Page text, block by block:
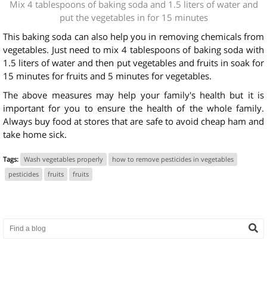
Mix 4 tablespoons of baking soda and 1.5 liters of water and
put the vegetables in for 15 minutes
This baking soda can also help you in removing chemicals from
vegetables. Just need to mix 4 tablespoons of baking soda with
1.5 liters of water and then put vegetables and fruits in soak for
15 minutes for fruits and 5 minutes for vegetables.
The above measures may help your family's health but it is
important for you to ensure the health of the whole family.
Always buy food at stores that are safe to avoid cheap ham and
take home sick.
Tags: Wash vegetables properly
how to remove pesticides in vegetables
pesticides
fruits fruits